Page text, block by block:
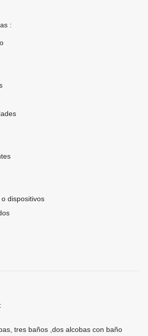
:
dispositivos
tres baños ,dos alcobas con baño